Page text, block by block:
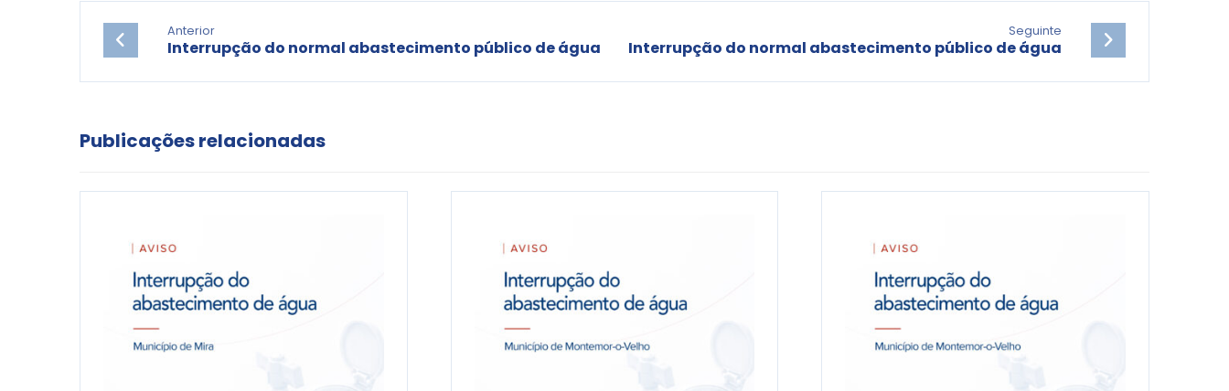
Anterior
Interrupção do normal abastecimento público de água
Seguinte
Interrupção do normal abastecimento público de água
Publicações relacionadas